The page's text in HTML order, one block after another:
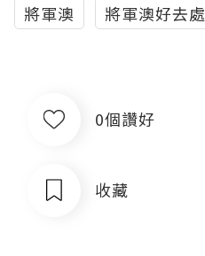
將軍澳
將軍澳好去處
0個讚好
收藏